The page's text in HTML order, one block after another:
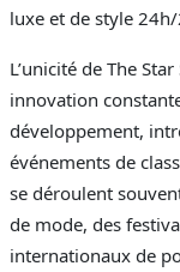
luxe et de style
L’unicité de The
innovation
développement,
événements de
se déroulent
de mode, des
internationaux de